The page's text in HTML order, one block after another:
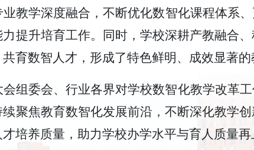
教学深度融合，不断优化数智化课程体系
提升培育工作。同时，学校深耕产教融合
育数智人才，形成了特色鲜明、成效显著的
组委会、行业各界对学校数智化教学改革
聚焦教育数智化发展前沿，不断深化教学
培养质量，助力学校办学水平与育人质量再